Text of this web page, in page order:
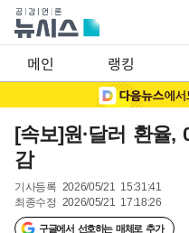
메인 랭킹
[속보]원·달러 환율,
감
기사등록 2026/05/21 15:31:41
최종수정 2026/05/21 17:18:26
구글에서 선호하는 매체로 추가